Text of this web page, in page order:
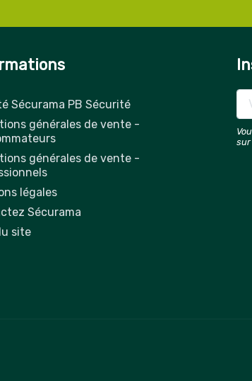
Sécurama PB Sécurité
générales de vente -
générales de vente -
légales
Sécurama
site
sur
confidentialité, en garantissant la